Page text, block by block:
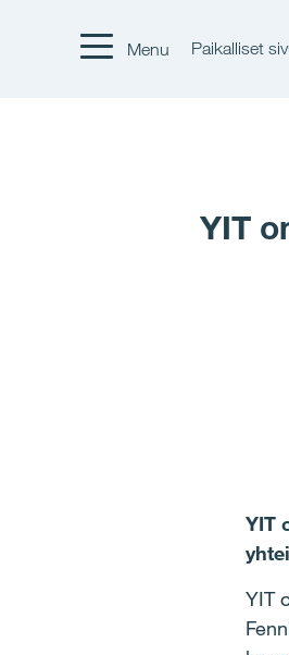
Menu Paikalliset
YIT
YIT
YIT